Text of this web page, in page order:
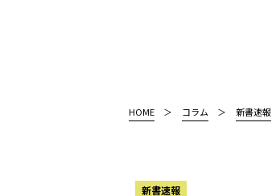
HOME コラム 新書速報
新書速報